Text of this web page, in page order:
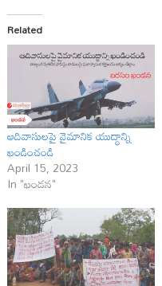
Related
ఆదివాసులపై వైమానిక యుద్ధాన్ని
ఖండించండి
April 15, 2023
In "ఖండన"